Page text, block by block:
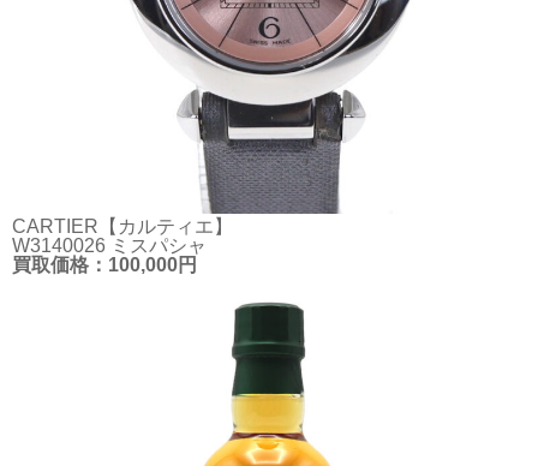
CARTIER【カルティエ】
W3140026 ミスパシャ
買取価格：100,000円